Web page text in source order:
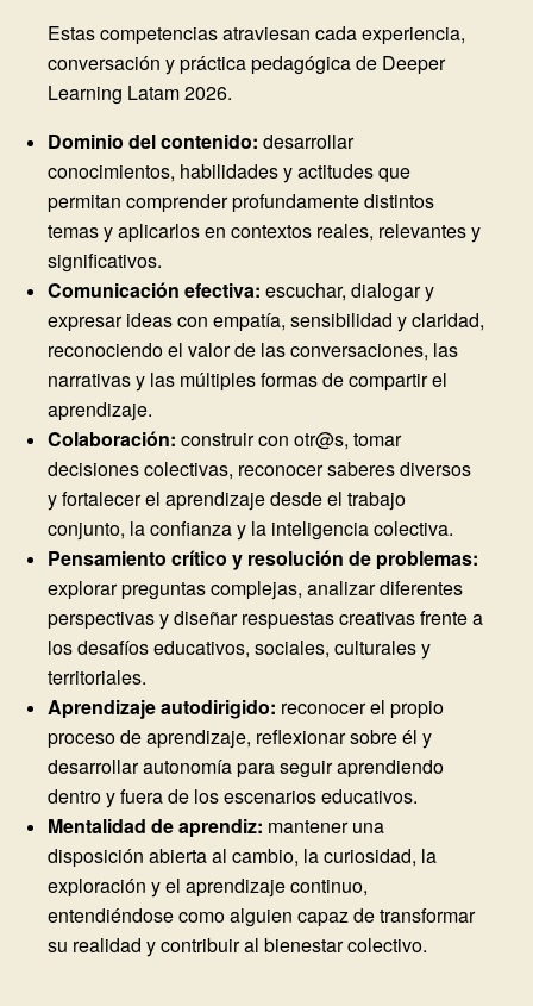
Estas competencias atraviesan cada experiencia,
conversación y práctica pedagógica de Deeper
Learning Latam 2026.
Dominio del contenido:desarrollar
conocimientos, habilidades y actitudes que
permitan comprender profundamente distintos
temas y aplicarlos en contextos reales, relevantes y
significativos.
Comunicación efectiva:escuchar, dialogar y
expresar ideas con empatía, sensibilidad y claridad,
reconociendo el valor de las conversaciones, las
narrativas y las múltiples formas de compartir el
aprendizaje.
Colaboración:construir con otr@s, tomar
decisiones colectivas, reconocer saberes diversos
y fortalecer el aprendizaje desde el trabajo
conjunto, la confianza y la inteligencia colectiva.
Pensamiento crítico y resolución de problemas:
explorar preguntas complejas, analizar diferentes
perspectivas y diseñar respuestas creativas frente a
los desafíos educativos, sociales, culturales y
territoriales.
Aprendizaje autodirigido: reconocer el propio
proceso de aprendizaje, reflexionar sobre él y
desarrollar autonomía para seguir aprendiendo
dentro y fuera de los escenarios educativos.
Mentalidad de aprendiz: mantener una
disposición abierta al cambio, la curiosidad, la
exploración y el aprendizaje continuo,
entendiéndose como alguien capaz de transformar
su realidad y contribuir al bienestar colectivo.